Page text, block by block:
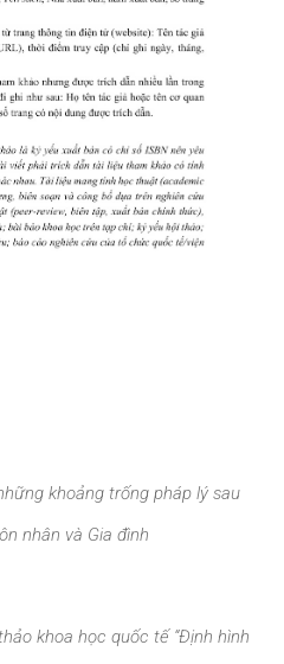
khoảng trống pháp lý sau
nhân và Gia đình
khoa học quốc tế “Định hình